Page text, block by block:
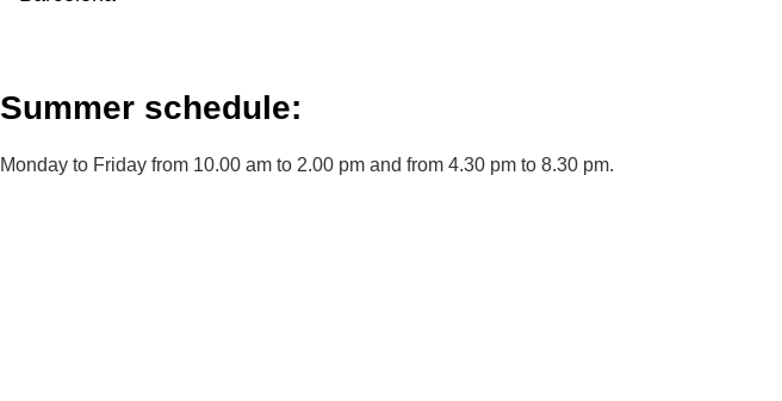
Summer schedule:
Monday to Friday from 10.00 am to 2.00 pm and from 4.30 pm to 8.30 pm.